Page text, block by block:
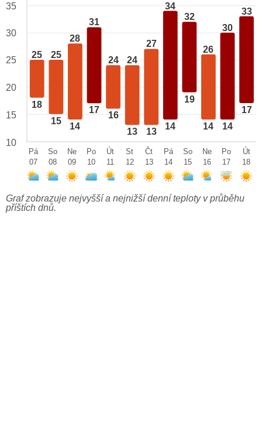
25
18
25
15
28
14
31
17
24
16
24
13
27
13
34
14
32
19
26
14
30
14
33
17
35
30
25
20
15
10
Pá
07
So
08
Ne
09
Po
10
Út
11
St
12
Čt
13
Pá
14
So
15
Ne
16
Po
17
Út
18
Graf zobrazuje nejvyšší a nejnižší denní teploty v průběhu
příštích dnů.